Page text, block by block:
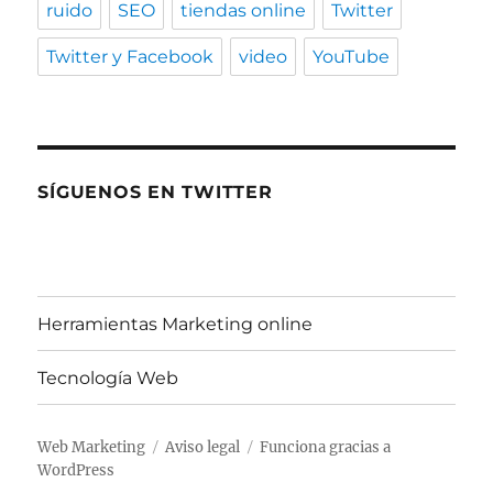
ruido SEO tiendas online Twitter
Twitter y Facebook video YouTube
SÍGUENOS EN TWITTER
Herramientas Marketing online
Tecnología Web
Web Marketing Aviso legal
Funciona gracias a
WordPress